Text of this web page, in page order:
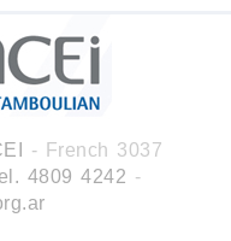
- French 3037
4809 4242 -